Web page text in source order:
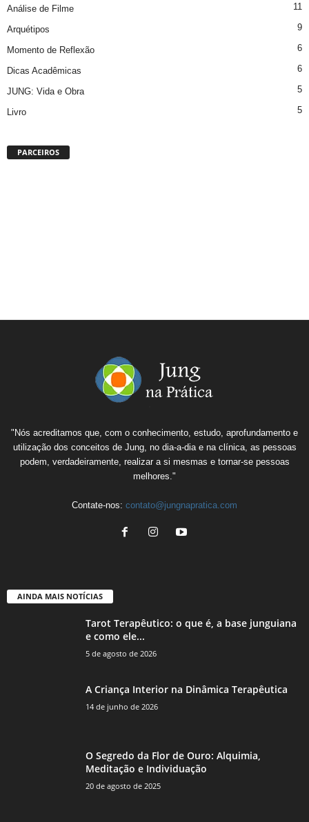
Análise de Filme 11
Arquétipos 9
Momento de Reflexão 6
Dicas Acadêmicas 6
JUNG: Vida e Obra 5
Livro 5
PARCEIROS
"Nós acreditamos que, com o conhecimento, estudo, aprofundamento e
utilização dos conceitos de Jung, no dia-a-dia e na clínica, as pessoas
podem, verdadeiramente, realizar a si mesmas e tornar-se pessoas
melhores."
Contate-nos: contato@jungnapratica.com
AINDA MAIS NOTÍCIAS
Tarot Terapêutico: o que é, a base junguiana
e como ele...
5 de agosto de 2026
A Criança Interior na Dinâmica Terapêutica
14 de junho de 2026
O Segredo da Flor de Ouro: Alquimia,
Meditação e Individuação
20 de agosto de 2025